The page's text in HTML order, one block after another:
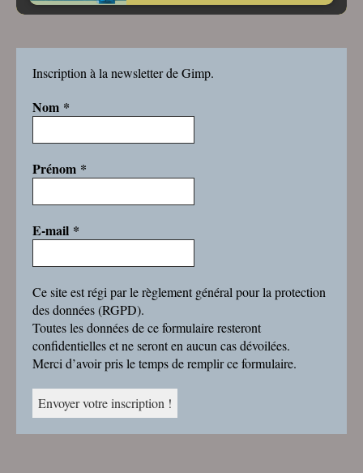
Inscription à la newsletter de Gimp.
Nom *
Prénom *
E-mail *
Ce site est régi par le règlement général pour la protection
des données (RGPD).
Toutes les données de ce formulaire resteront
confidentielles et ne seront en aucun cas dévoilées.
Merci d’avoir pris le temps de remplir ce formulaire.